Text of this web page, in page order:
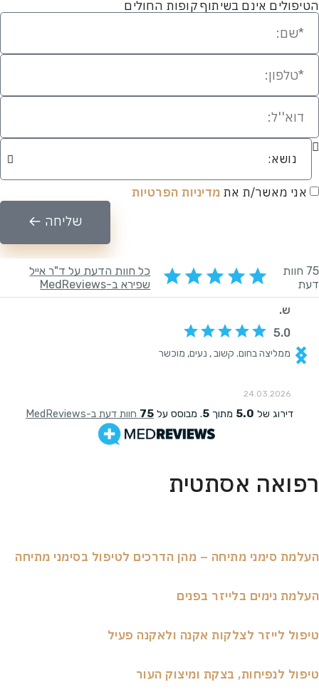
אינם בשיתוף קופות החולים
מאשר/ת את מדיניות הפרטיות
שליחה
אסתטית
סימני מתיחה – מהן הדרכים לטיפול בסימני מתיחה
נימים בלייזר בפנים
לייזר לצלקות אקנה ולאקנה פעיל
לנפיחות, בצקת ומיצוק העור